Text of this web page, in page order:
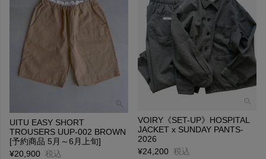
UITU EASY SHORT
TROUSERS UUP-002 BROWN
[予約商品 5月～6月上旬]
¥20,900 税込
VOIRY《SET-UP》HOSPITAL
JACKET x SUNDAY PANTS-
2026
¥24,200 税込